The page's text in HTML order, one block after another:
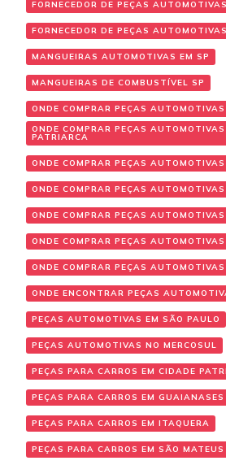
FORNECEDOR DE PEÇAS
FORNECEDOR DE PEÇAS
MANGUEIRAS AUTOMOTIVAS EM SP
MANGUEIRAS DE COMBUSTÍVEL SP
ONDE COMPRAR PEÇAS AUTOMOTIVAS
ONDE COMPRAR PEÇAS
PATRIARCA
ONDE COMPRAR PEÇAS
ONDE COMPRAR PEÇAS
ONDE COMPRAR PEÇAS
ONDE COMPRAR PEÇAS
ONDE COMPRAR PEÇAS
ONDE ENCONTRAR PEÇAS
PEÇAS AUTOMOTIVAS EM SÃO PAULO
PEÇAS AUTOMOTIVAS NO MERCOSUL
PEÇAS PARA CARROS EM CIDADE
PEÇAS PARA CARROS EM GUAIANASES
PEÇAS PARA CARROS EM ITAQUERA
PEÇAS PARA CARROS EM SÃO MATEUS